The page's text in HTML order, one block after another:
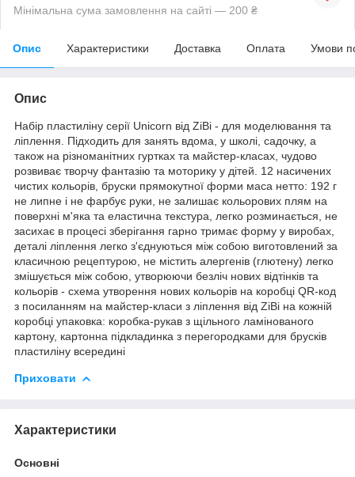
Мінімальна сума замовлення на сайті — 200 ₴
Опис Характеристики Доставка Оплата Умови
Опис
Набір пластиліну серії Unicorn від ZiBi - для моделювання та
ліплення. Підходить для занять вдома, у школі, садочку, а
також на різноманітних гуртках та майстер-класах, чудово
розвиває творчу фантазію та моторику у дітей. 12 насичених
чистих кольорів, бруски прямокутної форми маса нетто: 192 г
не липне і не фарбує руки, не залишає кольорових плям на
поверхні м'яка та еластична текстура, легко розминається, не
засихає в процесі зберігання гарно тримає форму у виробах,
деталі ліплення легко з'єднуються між собою виготовлений за
класичною рецептурою, не містить алергенів (глютену) легко
змішується між собою, утворюючи безліч нових відтінків та
кольорів - схема утворення нових кольорів на коробці QR-код
з посиланням на майстер-класи з ліплення від ZiBi на кожній
коробці упаковка: коробка-рукав з щільного ламінованого
картону, картонна підкладинка з перегородками для брусків
пластиліну всередині
Приховати
Характеристики
Основні